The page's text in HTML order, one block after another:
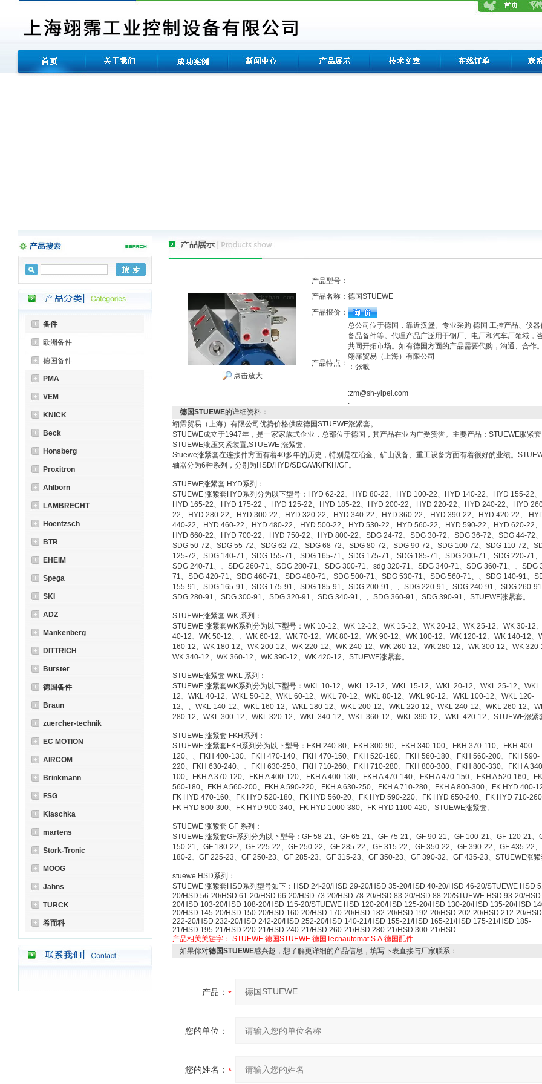
备件
欧洲备件
德国备件
PMA
VEM
KNICK
Beck
Honsberg
Proxitron
Ahlborn
LAMBRECHT
Hoentzsch
BTR
EHEIM
Spega
SKI
ADZ
Mankenberg
DITTRICH
Burster
德国备件
Braun
zuercher-technik
EC MOTION
AIRCOM
Brinkmann
FSG
Klaschka
martens
Stork-Tronic
MOOG
Jahns
TURCK
希而科
点击放大
产品型号：
产品名称： 德国STUEWE
产品报价：
产品特点：
总公司位于德国，靠近汉堡。专业采购 德国 工控产品、仪器
备品备件等。代理产品广泛用于钢厂、电厂和汽车厂领域，
共同开拓市场。如有德国方面的产品需要代购，沟通、合作。
翊霈贸易（上海）有限公司
：张敏
:zm@sh-yipei.com
:
德国STUEWE的详细资料：
翊霈贸易（上海）有限公司优势价格供应德国STUEWE涨紧套。
STUEWE成立于1947年，是一家家族式企业，总部位于德国，其产品在业内广受赞誉。主要产品：STUEWE胀紧套
STUEWE液压夹紧装置,STUEWE 涨紧套。
Stuewe涨紧套在连接件方面有着40多年的历史，特别是在冶金、矿山设备、重工设备方面有着很好的业绩。
轴器分为6种系列，分别为HSD/HYD/SDG/WK/FKH/GF。
STUEWE涨紧套 HYD系列：
STUEWE 涨紧套HYD系列分为以下型号：HYD 62-22、HYD 80-22、HYD 100-22、HYD 140-22、HYD 155-22、
HYD 165-22、HYD 175-22 、HYD 125-22、HYD 185-22、HYD 200-22、HYD 220-22、HYD 240-22、HYD
22、HYD 280-22、HYD 300-22、HYD 320-22、HYD 340-22、HYD 360-22、HYD 390-22、HYD 420-22、
440-22、HYD 460-22、HYD 480-22、HYD 500-22、HYD 530-22、HYD 560-22、HYD 590-22、HYD 620-22、
HYD 660-22、HYD 700-22、HYD 750-22、HYD 800-22、SDG 24-72、SDG 30-72、SDG 36-72、SDG 44-72、
SDG 50-72、SDG 55-72、SDG 62-72、SDG 68-72、SDG 80-72、SDG 90-72、SDG 100-72、SDG 110-72、
125-72、SDG 140-71、SDG 155-71、SDG 165-71、SDG 175-71、SDG 185-71、SDG 200-71、SDG 220-71、
SDG 240-71、、SDG 260-71、SDG 280-71、SDG 300-71、sdg 320-71、SDG 340-71、SDG 360-71、、SDG
71、SDG 420-71、SDG 460-71、SDG 480-71、SDG 500-71、SDG 530-71、SDG 560-71、、SDG 140-91、
155-91、SDG 165-91、SDG 175-91、SDG 185-91、SDG 200-91、、SDG 220-91、SDG 240-91、SDG 260-91
SDG 280-91、SDG 300-91、SDG 320-91、SDG 340-91、、SDG 360-91、SDG 390-91、STUEWE涨紧套。
STUEWE涨紧套 WK 系列：
STUEWE 涨紧套WK系列分为以下型号：WK 10-12、WK 12-12、WK 15-12、WK 20-12、WK 25-12、WK 30-12
40-12、WK 50-12、、WK 60-12、WK 70-12、WK 80-12、WK 90-12、WK 100-12、WK 120-12、WK 140-12、
160-12、WK 180-12、WK 200-12、WK 220-12、WK 240-12、WK 260-12、WK 280-12、WK 300-12、WK 320-
WK 340-12、WK 360-12、WK 390-12、WK 420-12、STUEWE涨紧套。
STUEWE涨紧套 WKL 系列：
STUEWE 涨紧套WK系列分为以下型号：WKL 10-12、WKL 12-12、WKL 15-12、WKL 20-12、WKL 25-12、WKL
12、WKL 40-12、WKL 50-12、WKL 60-12、WKL 70-12、WKL 80-12、WKL 90-12、WKL 100-12、WKL 120-
12、、WKL 140-12、WKL 160-12、WKL 180-12、WKL 200-12、WKL 220-12、WKL 240-12、WKL 260-12、
280-12、WKL 300-12、WKL 320-12、WKL 340-12、WKL 360-12、WKL 390-12、WKL 420-12、STUEWE涨紧
STUEWE 涨紧套 FKH系列：
STUEWE 涨紧套FKH系列分为以下型号：FKH 240-80、FKH 300-90、FKH 340-100、FKH 370-110、FKH 400-
120、、FKH 400-130、FKH 470-140、FKH 470-150、FKH 520-160、FKH 560-180、FKH 560-200、FKH 590-
220、FKH 630-240、、FKH 630-250、FKH 710-260、FKH 710-280、FKH 800-300、FKH 800-330、FKH A
100、FKH A 370-120、FKH A 400-120、FKH A 400-130、FKH A 470-140、FKH A 470-150、FKH A 520-160、
560-180、FKH A 560-200、FKH A 590-220、FKH A 630-250、FKH A 710-280、FKH A 800-300、FK HYD 400-
FK HYD 470-160、FK HYD 520-180、FK HYD 560-20、FK HYD 590-220、FK HYD 650-240、FK HYD 710-260
FK HYD 800-300、FK HYD 900-340、FK HYD 1000-380、FK HYD 1100-420、STUEWE涨紧套。
STUEWE 涨紧套 GF 系列：
STUEWE 涨紧套GF系列分为以下型号：GF 58-21、GF 65-21、GF 75-21、GF 90-21、GF 100-21、GF 120-21、
150-21、GF 180-22、GF 225-22、GF 250-22、GF 285-22、GF 315-22、GF 350-22、GF 390-22、GF 435-22
180-2、GF 225-23、GF 250-23、GF 285-23、GF 315-23、GF 350-23、GF 390-32、GF 435-23、STUEWE涨紧
stuewe HSD系列：
STUEWE 涨紧套HSD系列型号如下：HSD 24-20/HSD 29-20/HSD 35-20/HSD 40-20/HSD 46-20/STUEWE HSD
20/HSD 56-20/HSD 61-20/HSD 66-20/HSD 73-20/HSD 78-20/HSD 83-20/HSD 88-20/STUEWE HSD 93-20/
20/HSD 103-20/HSD 108-20/HSD 115-20/STUEWE HSD 120-20/HSD 125-20/HSD 130-20/HSD 135-20/HSD
20/HSD 145-20/HSD 150-20/HSD 160-20/HSD 170-20/HSD 182-20/HSD 192-20/HSD 202-20/HSD 212-20/HSD
222-20/HSD 232-20/HSD 242-20/HSD 252-20/HSD 140-21/HSD 155-21/HSD 165-21/HSD 175-21/HSD 185-
21/HSD 195-21/HSD 220-21/HSD 240-21/HSD 260-21/HSD 280-21/HSD 300-21/HSD
产品相关关键字： STUEWE 德国STUEWE 德国Tecnautomat S.A 德国配件
如果你对德国STUEWE感兴趣，想了解更详细的产品信息，填写下表直接与厂家联系：
产品：
您的单位：
您的姓名：